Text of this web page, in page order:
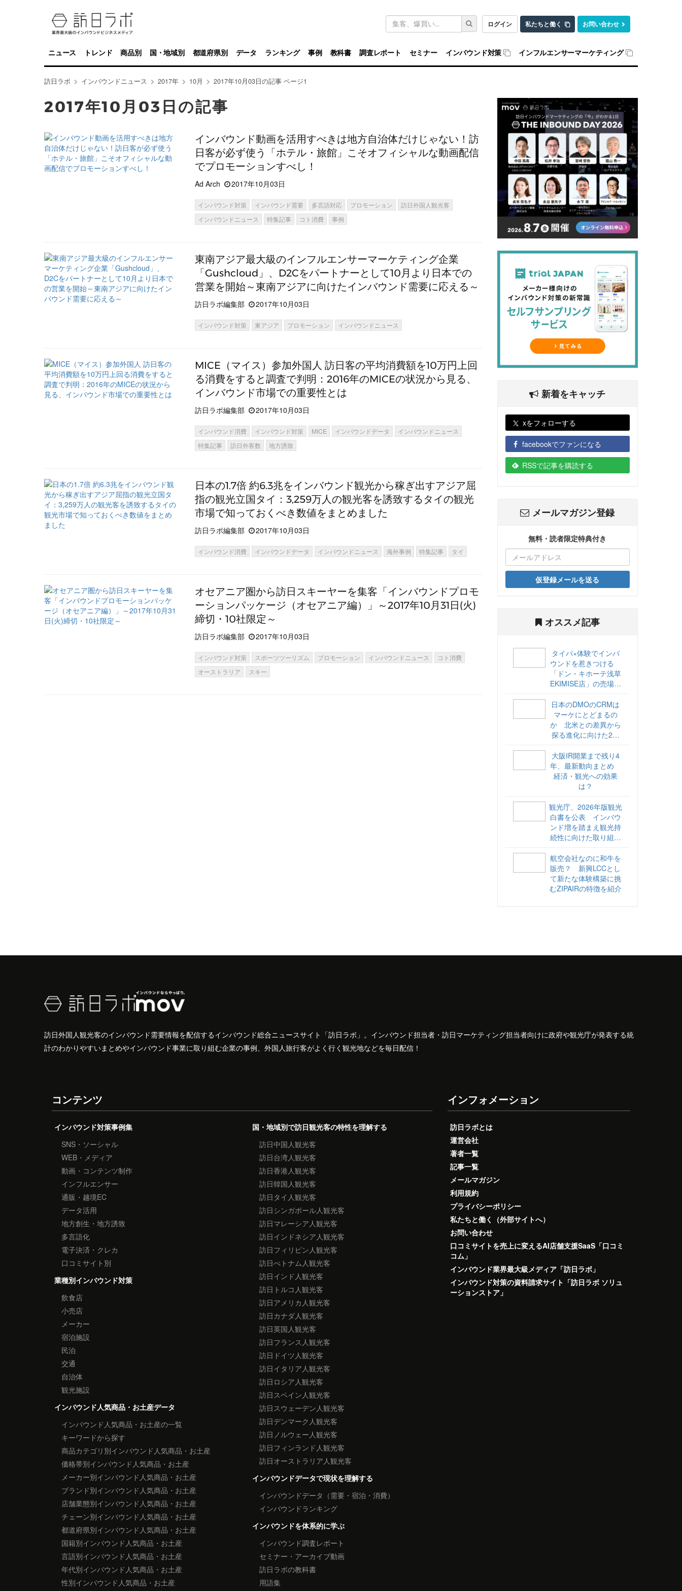
ログイン 私たちと働く お問い合わせ
キ
ワ
ド
検
索
ニュース トレンド 商品別 国・地域別 都道府県別 データ ランキング 事例 教科書 調査レポート セミナー インバウンド対策 インフルエンサーマーケティング
訪日ラボ インバウンドニュース 2017年 10月 2017年10月03日の記事 ページ1
2017年10月03日の記事
インバウンド動画を活用すべきは地方自治体だけじゃない！訪
日客が必ず使う「ホテル・旅館」こそオフィシャルな動画配信
でプロモーションすべし！
Ad Arch 2017年10月03日
インバウンド対策 インバウンド需要 多言語対応 プロモーション
訪日外国人観光客
インバウンドニュース
特集記事 コト消費 事例
東南アジア最大級のインフルエンサーマーケティング企業
「Gushcloud」、D2Cをパートナーとして10月より日本での
営業を開始～東南アジアに向けたインバウンド需要に応える～
訪日ラボ編集部 2017年10月03日
インバウンド対策 東アジア プロモーション インバウンドニュース
MICE（マイス）参加外国人 訪日客の平均消費額を10万円上回
る消費をすると調査で判明：2016年のMICEの状況から見る、
インバウンド市場での重要性とは
訪日ラボ編集部 2017年10月03日
インバウンド消費 インバウンド対策 MICE インバウンドデータ
インバウンドニュース
特集記事
訪日外客数 地方誘致
日本の1.7倍 約6.3兆をインバウンド観光から稼ぎ出すアジア屈
指の観光立国タイ：3,259万人の観光客を誘致するタイの観光
市場で知っておくべき数値をまとめました
訪日ラボ編集部 2017年10月03日
インバウンド消費 インバウンドデータ インバウンドニュース 海外事例 特集記事 タイ
オセアニア圏から訪日スキーヤーを集客「インバウンドプロモ
ーションパッケージ（オセアニア編）」～2017年10月31日(火)
締切・10社限定～
訪日ラボ編集部 2017年10月03日
インバウンド対策 スポーツツーリズム プロモーション インバウンドニュース
コト消費
オーストラリア
スキー
新着をキャッチ
xをフォローする
facebookでファンになる
RSSで記事を購読する
メールマガジン登録
無料・読者限定特典付き
仮登録メールを送る
オススメ記事
タイパ×体験でインバ
ウンドを惹きつける
「ドン・キホーテ浅草
EKIMISE店」の売場づ
日本のDMOのCRMは
マーケにとどまるの
か 北米との差異から
探る進化に向けた2ス
海外DMOのリアル
vol.6】
大阪IR開業まで残り4
年、最新動向まとめ
経済・観光への効果
は？
観光庁、2026年版観光
白書を公表 インバウ
ンド増を踏まえ観光持
続性に向けた取り組み
航空会社なのに和牛を
販売？ 新興LCCとし
て新たな体験構築に挑
むZIPAIRの特徴を紹介
訪日外国人観光客のインバウンド需要情報を配信するインバウンド総合ニュースサイト「訪日ラボ」。インバウンド担当者・訪日マーケティング担当者向けに政府や観光庁が発表する統
計のわかりやすいまとめやインバウンド事業に取り組む企業の事例、外国人旅行客がよく行く観光地などを毎日配信！
コンテンツ
インバウンド対策事例集
SNS・ソーシャル
WEB・メディア
動画・コンテンツ制作
インフルエンサー
通販・越境EC
データ活用
地方創生・地方誘致
多言語化
電子決済・クレカ
口コミサイト別
業種別インバウンド対策
飲食店
小売店
メーカー
宿泊施設
民泊
交通
自治体
観光施設
インバウンド人気商品・お土産データ
インバウンド人気商品・お土産の一覧
キーワードから探す
商品カテゴリ別インバウンド人気商品・お土産
価格帯別インバウンド人気商品・お土産
メーカー別インバウンド人気商品・お土産
ブランド別インバウンド人気商品・お土産
店舗業態別インバウンド人気商品・お土産
チェーン別インバウンド人気商品・お土産
都道府県別インバウンド人気商品・お土産
国籍別インバウンド人気商品・お土産
言語別インバウンド人気商品・お土産
年代別インバウンド人気商品・お土産
性別インバウンド人気商品・お土産
国・地域別で訪日観光客の特性を理解する
訪日中国人観光客
訪日台湾人観光客
訪日香港人観光客
訪日韓国人観光客
訪日タイ人観光客
訪日シンガポール人観光客
訪日マレーシア人観光客
訪日インドネシア人観光客
訪日フィリピン人観光客
訪日べトナム人観光客
訪日インド人観光客
訪日トルコ人観光客
訪日アメリカ人観光客
訪日カナダ人観光客
訪日英国人観光客
訪日フランス人観光客
訪日ドイツ人観光客
訪日イタリア人観光客
訪日ロシア人観光客
訪日スペイン人観光客
訪日スウェーデン人観光客
訪日デンマーク人観光客
訪日ノルウェー人観光客
訪日フィンランド人観光客
訪日オーストラリア人観光客
インバウンドデータで現状を理解する
インバウンドデータ（需要・宿泊・消費）
インバウンドランキング
インバウンドを体系的に学ぶ
インバウンド調査レポート
セミナー・アーカイブ動画
訪日ラボの教科書
用語集
インフォメーション
訪日ラボとは
運営会社
著者一覧
記事一覧
メールマガジン
利用規約
プライバシーポリシー
私たちと働く（外部サイトへ）
お問い合わせ
口コミサイトを売上に変えるAI店舗支援SaaS「口コミ
コム」
インバウンド業界最大級メディア「訪日ラボ」
インバウンド対策の資料請求サイト「訪日ラボ ソリュ
ーションストア」